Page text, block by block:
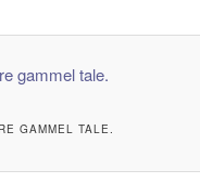
GAMMEL TALE.